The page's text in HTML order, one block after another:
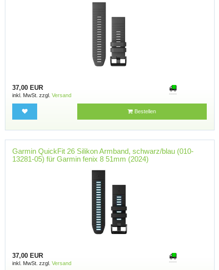
37,00 EUR
inkl. MwSt. zzgl. Versand
Bestellen
Garmin QuickFit 26 Silikon Armband, schwarz/blau (010-
13281-05) für Garmin fenix 8 51mm (2024)
37,00 EUR
inkl. MwSt. zzgl. Versand